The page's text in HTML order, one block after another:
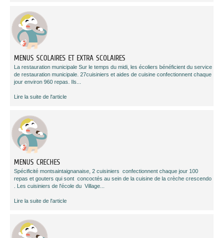
MENUS SCOLAIRES ET EXTRA SCOLAIRES
La restauration municipale Sur le temps du midi, les écoliers bénéficient du service
de restauration municipale. 27cuisiniers et aides de cuisine confectionnent chaque
jour environ 960 repas. Ils...
Lire la suite de l'article
MENUS CRECHES
Spécificité montsaintaignanaise, 2 cuisiniers confectionnent chaque jour 100
repas et gouters qui sont concoctés au sein de la cuisine de la crèche crescendo
. Les cuisiniers de l'école du Village...
Lire la suite de l'article